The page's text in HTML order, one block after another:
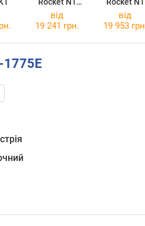
Rocket N1
NH34-225A713
Rocket N1
NH34-
від
19 241 грн.
від
19 953
1775E